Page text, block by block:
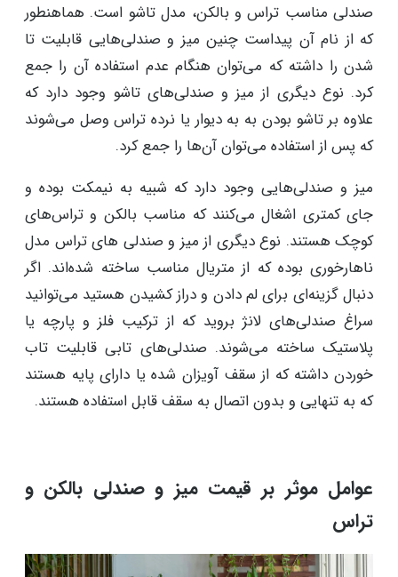
صندلی مناسب تراس و بالکن، مدل تاشو است. هماهنطور
که از نام آن پیداست چنین میز و صندلی‌هایی قابلیت تا
شدن را داشته که می‌توان هنگام عدم استفاده آن را جمع
کرد. نوع دیگری از میز و صندلی‌های تاشو وجود دارد که
علاوه بر تاشو بودن به به دیوار یا نرده تراس وصل می‌شوند
که پس از استفاده می‌توان آن‌ها را جمع کرد.
میز و صندلی‌هایی وجود دارد که شبیه به نیمکت بوده و
جای کمتری اشغال می‌کنند که مناسب بالکن و تراس‌های
کوچک هستند. نوع دیگری از میز و صندلی های تراس مدل
ناهارخوری بوده که از متریال مناسب ساخته شده‌اند. اگر
دنبال گزینه‌ای برای لم دادن و دراز کشیدن هستید می‌توانید
سراغ صندلی‌های لانژ بروید که از ترکیب فلز و پارچه یا
پلاستیک ساخته می‌شوند. صندلی‌های تابی قابلیت تاب
خوردن داشته که از سقف آویزان شده یا دارای پایه هستند
که به تنهایی و بدون اتصال به سقف قابل استفاده هستند.
عوامل موثر بر قیمت میز و صندلی بالکن و
تراس